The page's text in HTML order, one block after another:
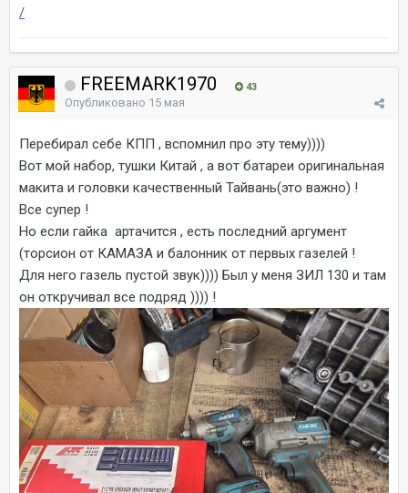
/
FREEMARK1970 43
Опубликовано 15 мая
Перебирал себе КПП , вспомнил про эту тему))))
Вот мой набор, тушки Китай , а вот батареи оригинальная
макита и головки качественный Тайвань(это важно) !
Все супер !
Но если гайка артачится , есть последний аргумент
(торсион от КАМАЗА и балонник от первых газелей !
Для него газель пустой звук)))) Был у меня ЗИЛ 130 и там
он откручивал все подряд )))) !